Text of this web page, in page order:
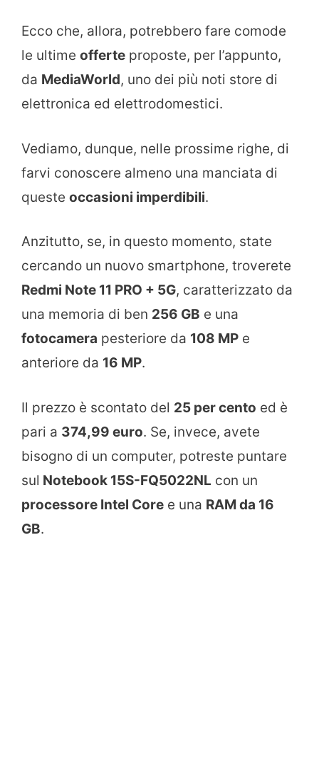
Ecco che, allora, potrebbero fare comode
le ultime offerte proposte, per l’appunto,
da MediaWorld, uno dei più noti store di
elettronica ed elettrodomestici.
Vediamo, dunque, nelle prossime righe, di
farvi conoscere almeno una manciata di
queste occasioni imperdibili.
Anzitutto, se, in questo momento, state
cercando un nuovo smartphone, troverete
Redmi Note 11 PRO + 5G, caratterizzato da
una memoria di ben 256 GB e una
fotocamera pesteriore da 108 MP e
anteriore da 16 MP.
Il prezzo è scontato del 25 per cento ed è
pari a 374,99 euro. Se, invece, avete
bisogno di un computer, potreste puntare
sul Notebook 15S-FQ5022NL con un
processore Intel Core e una RAM da 16
GB.